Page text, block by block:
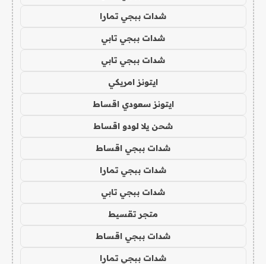
شدات ببجي تمارا
شدات ببجي تابي
شدات ببجي تابي
ايتونز امريكي
ايتونز سعودي اقساط
شحن يلا لودو اقساط
شدات ببجي اقساط
شدات ببجي تمارا
شدات ببجي تابي
متجر تقسيط
شدات ببجي اقساط
شدات ببجي تمارا